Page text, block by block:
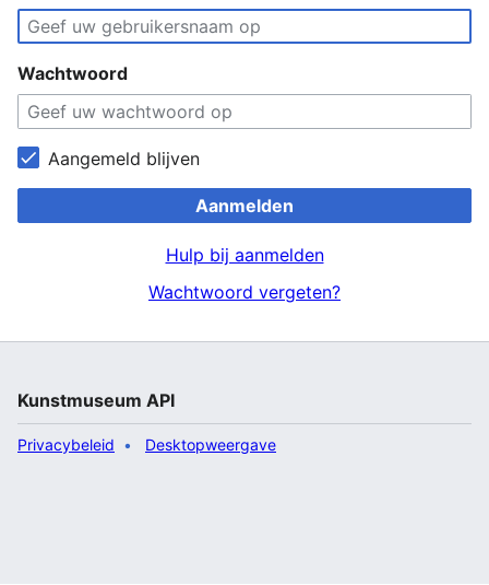
Wachtwoord
Aangemeld blijven
Aanmelden
Hulp bij aanmelden
Wachtwoord vergeten?
Kunstmuseum API
Privacybeleid Desktopweergave